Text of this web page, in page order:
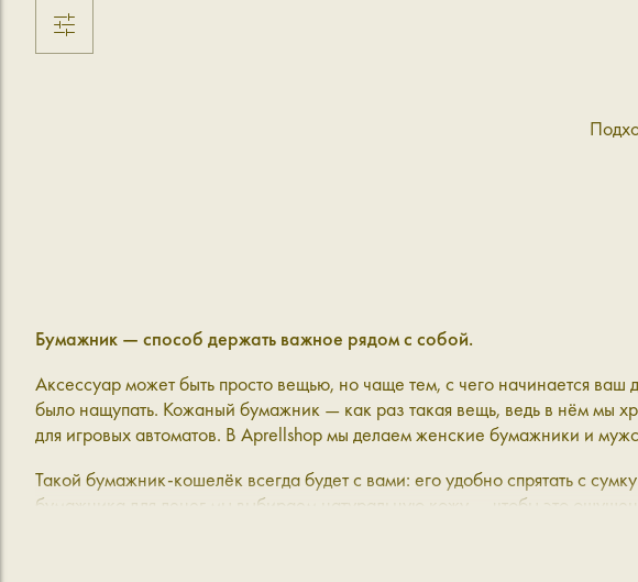
Бумажник — способ держать важное рядом с собой.
Аксессуар может быть просто вещью, но чаще тем, с чего начинается
было нащупать. Кожаный бумажник — как раз такая вещь, ведь в нём мы
для игровых автоматов. В Aprellshop мы делаем женские бумажники и
Такой бумажник-кошелёк всегда будет с вами: его удобно спрятать с
бумажника для денег мы выбираем натуральную кожу — чтобы это